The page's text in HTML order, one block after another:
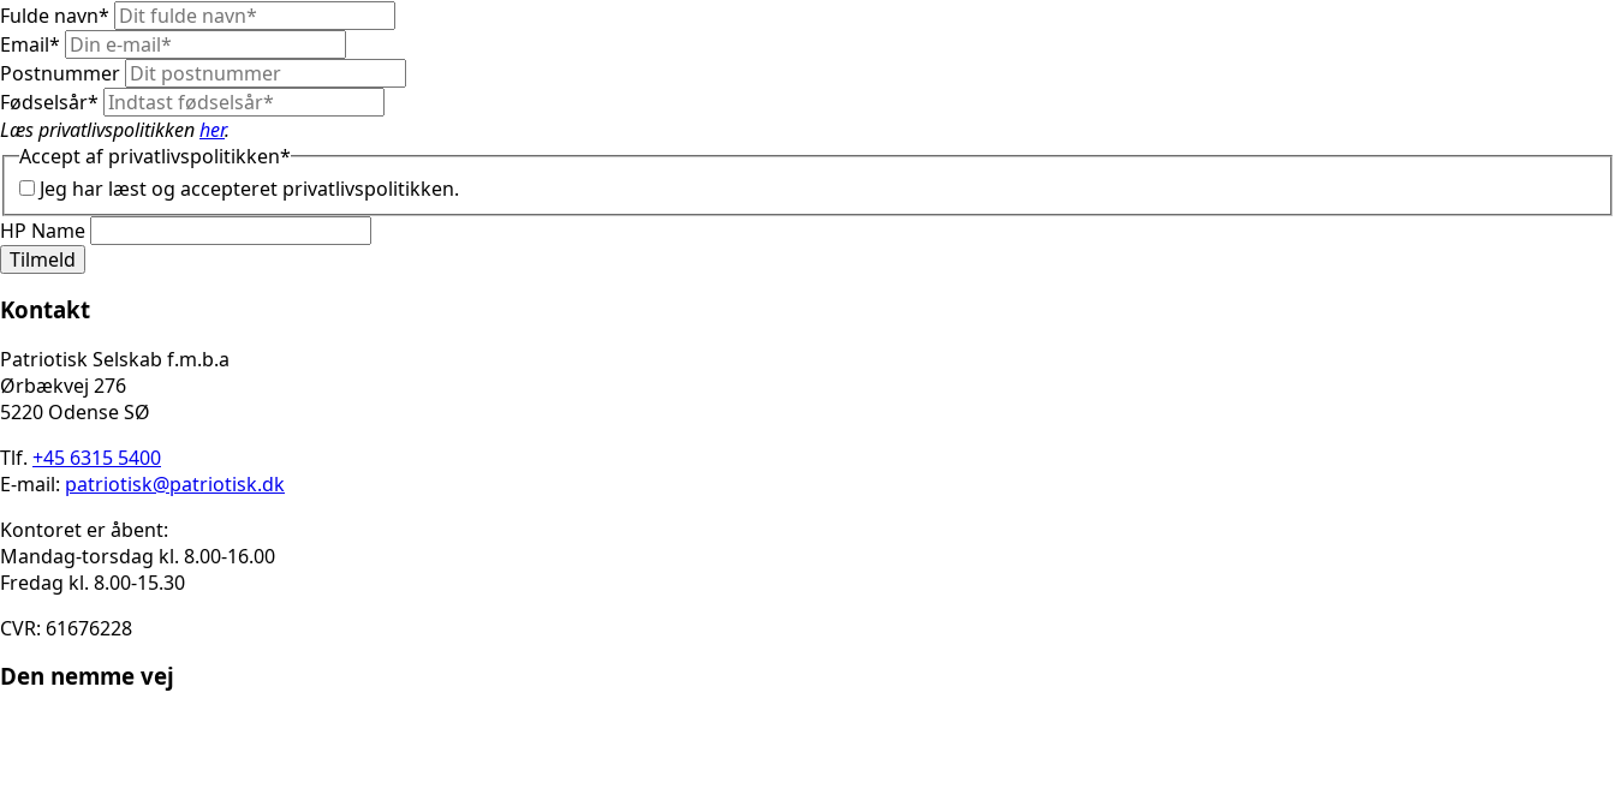
Fulde navn*
Email*
Postnummer
Fødselsår*
Læs privatlivspolitikkenher.
Accept af privatlivspolitikken*
Jeg har læst og accepteret privatlivspolitikken.
HP Name
Tilmeld
Kontakt
Patriotisk Selskab f.m.b.a
Ørbækvej 276
5220 Odense SØ
Tlf. +45 6315 5400
E-mail: patriotisk@patriotisk.dk
Kontoret er åbent:
Mandag-torsdag kl. 8.00-16.00
Fredag kl. 8.00-15.30
CVR: 61676228
Den nemme vej